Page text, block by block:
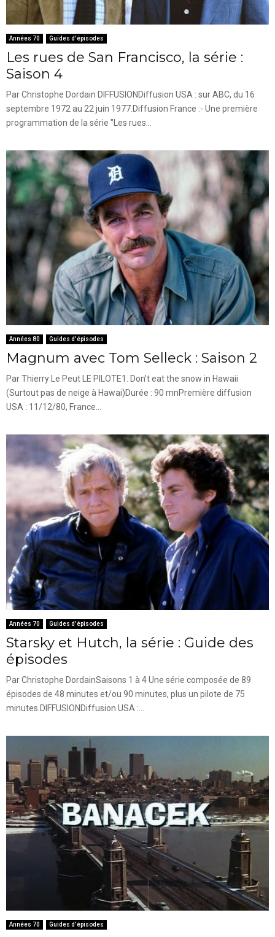
Années 70 Guides d'épisodes
Les rues de San Francisco, la série :
Saison 4
Par Christophe Dordain DIFFUSIONDiffusion USA : sur ABC, du 16
septembre 1972 au 22 juin 1977.Diffusion France :- Une première
programmation de la série "Les rues...
Années 80 Guides d'épisodes
Magnum avec Tom Selleck : Saison 2
Par Thierry Le Peut LE PILOTE1. Don't eat the snow in Hawaii
(Surtout pas de neige à Hawai)Durée : 90 mnPremière diffusion
USA : 11/12/80, France...
Années 70 Guides d'épisodes
Starsky et Hutch, la série : Guide des
épisodes
Par Christophe DordainSaisons 1 à 4 Une série composée de 89
épisodes de 48 minutes et/ou 90 minutes, plus un pilote de 75
minutes.DIFFUSIONDiffusion USA :...
Années 70 Guides d'épisodes